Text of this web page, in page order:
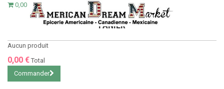
0,00 €
PANIER
Aucun produit
0,00 € Total
Commander